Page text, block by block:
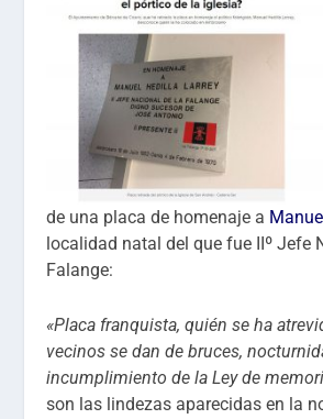
de una placa de homenaje a
localidad natal del que fue IIº Jefe
Falange:
«Placa franquista, quién se ha
vecinos se dan de bruces,
incumplimiento de la Ley de
son las lindezas aparecidas en la